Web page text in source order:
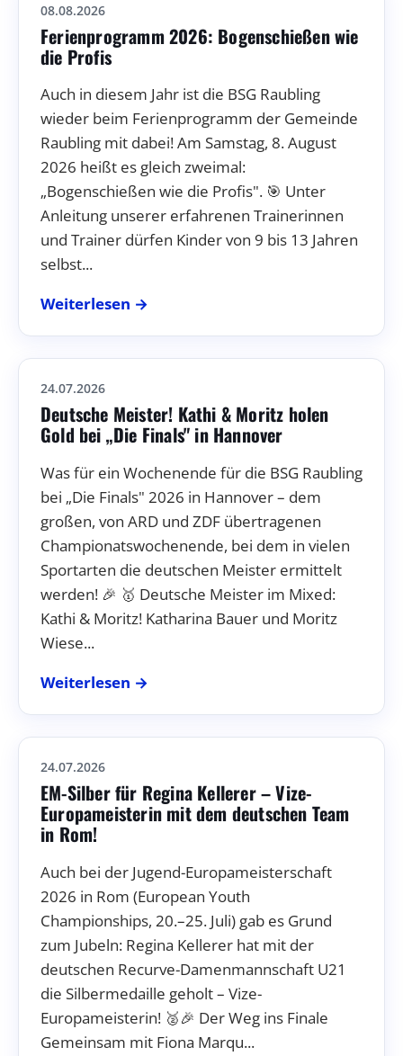
08.08.2026
Ferienprogramm 2026: Bogenschießen wie
die Profis
Auch in diesem Jahr ist die BSG Raubling
wieder beim Ferienprogramm der Gemeinde
Raubling mit dabei! Am Samstag, 8. August
2026 heißt es gleich zweimal:
„Bogenschießen wie die Profis". 🎯 Unter
Anleitung unserer erfahrenen Trainerinnen
und Trainer dürfen Kinder von 9 bis 13 Jahren
selbst...
Weiterlesen →
24.07.2026
Deutsche Meister! Kathi & Moritz holen
Gold bei „Die Finals" in Hannover
Was für ein Wochenende für die BSG Raubling
bei „Die Finals" 2026 in Hannover – dem
großen, von ARD und ZDF übertragenen
Championatswochenende, bei dem in vielen
Sportarten die deutschen Meister ermittelt
werden! 🎉 🥇 Deutsche Meister im Mixed:
Kathi & Moritz! Katharina Bauer und Moritz
Wiese...
Weiterlesen →
24.07.2026
EM-Silber für Regina Kellerer – Vize-
Europameisterin mit dem deutschen Team
in Rom!
Auch bei der Jugend-Europameisterschaft
2026 in Rom (European Youth
Championships, 20.–25. Juli) gab es Grund
zum Jubeln: Regina Kellerer hat mit der
deutschen Recurve-Damenmannschaft U21
die Silbermedaille geholt – Vize-
Europameisterin! 🥈🎉 Der Weg ins Finale
Gemeinsam mit Fiona Marqu...